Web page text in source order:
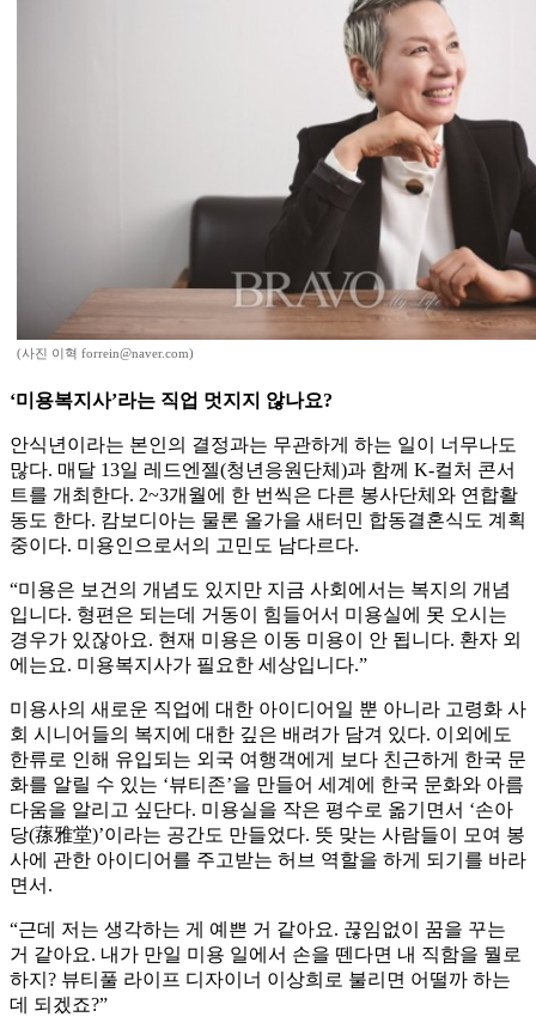
(사진 이혁 forrein@naver.com)
‘미용복지사’라는 직업 멋지지 않나요?
안식년이라는 본인의 결정과는 무관하게 하는 일이 너무나도
많다. 매달 13일 레드엔젤(청년응원단체)과 함께 K-컬처 콘서
트를 개최한다. 2~3개월에 한 번씩은 다른 봉사단체와 연합활
동도 한다. 캄보디아는 물론 올가을 새터민 합동결혼식도 계획
중이다. 미용인으로서의 고민도 남다르다.
“미용은 보건의 개념도 있지만 지금 사회에서는 복지의 개념
입니다. 형편은 되는데 거동이 힘들어서 미용실에 못 오시는
경우가 있잖아요. 현재 미용은 이동 미용이 안 됩니다. 환자 외
에는요. 미용복지사가 필요한 세상입니다.”
미용사의 새로운 직업에 대한 아이디어일 뿐 아니라 고령화 사
회 시니어들의 복지에 대한 깊은 배려가 담겨 있다. 이외에도
한류로 인해 유입되는 외국 여행객에게 보다 친근하게 한국 문
화를 알릴 수 있는 ‘뷰티존’을 만들어 세계에 한국 문화와 아름
다움을 알리고 싶단다. 미용실을 작은 평수로 옮기면서 ‘손아
당(蓀雅堂)’이라는 공간도 만들었다. 뜻 맞는 사람들이 모여 봉
사에 관한 아이디어를 주고받는 허브 역할을 하게 되기를 바라
면서.
“근데 저는 생각하는 게 예쁜 거 같아요. 끊임없이 꿈을 꾸는
거 같아요. 내가 만일 미용 일에서 손을 뗀다면 내 직함을 뭘로
하지? 뷰티풀 라이프 디자이너 이상희로 불리면 어떨까 하는
데 되겠죠?”